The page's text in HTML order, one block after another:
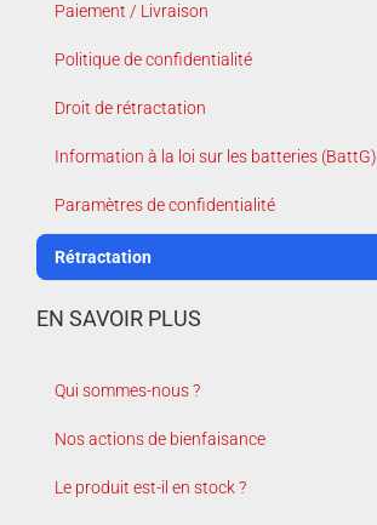
Paiement / Livraison
Politique de confidentialité
Droit de rétractation
Information à la loi sur les batteries (BattG)
Paramètres de confidentialité
Rétractation
EN SAVOIR PLUS
Qui sommes-nous ?
Nos actions de bienfaisance
Le produit est-il en stock ?